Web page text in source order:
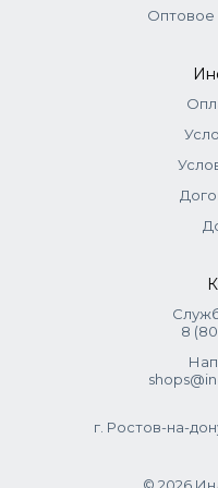
Coco-Glucoside,
Phenoxyethanol,
Sorbate,
Оптовое
8
г. Ростов-на-